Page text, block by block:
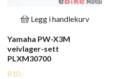
Legg i handlekurv
Yamaha PW-X3M
veivlager-sett
PLXM30700
810,-